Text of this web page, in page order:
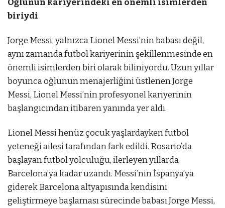
biriydi
Jorge Messi, yalnızca Lionel Messi’nin babası değil,
aynı zamanda futbol kariyerinin şekillenmesinde en
önemli isimlerden biri olarak biliniyordu. Uzun yıllar
boyunca oğlunun menajerliğini üstlenen Jorge
Messi, Lionel Messi’nin profesyonel kariyerinin
başlangıcından itibaren yanında yer aldı.
Lionel Messi henüz çocuk yaşlardayken futbol
yeteneği ailesi tarafından fark edildi. Rosario’da
başlayan futbol yolculuğu, ilerleyen yıllarda
Barcelona’ya kadar uzandı. Messi’nin İspanya’ya
giderek Barcelona altyapısında kendisini
geliştirmeye başlaması sürecinde babası Jorge Messi,